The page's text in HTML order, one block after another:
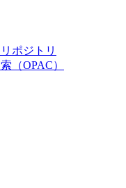
ポジトリ
（OPAC）